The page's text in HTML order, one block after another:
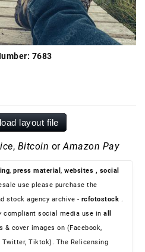
7683
layout file
, Bitcoin orAmazon Pay
, press material , websites , social
use please purchase the
stock agency archive - rcfotostock .
compliant social media use in all
& cover images on (Facebook,
Twitter, Tiktok). The Relicensing